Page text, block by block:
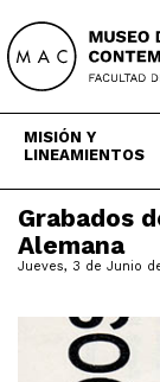
content
MISIÓN Y
LINEAMIENTOS
Grabados
Alemana
Jueves, 3 de Junio